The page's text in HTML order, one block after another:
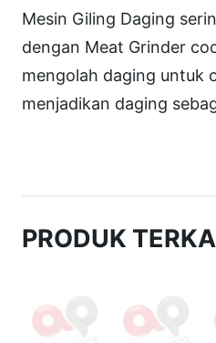
Mesin Giling Daging
dengan Meat Grinder
mengolah daging untuk
menjadikan daging
PRODUK